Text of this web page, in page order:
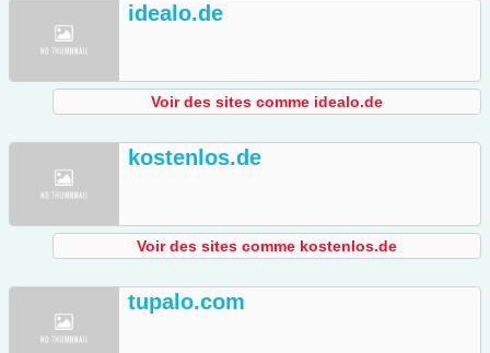
idealo.de
Voir des sites comme idealo.de
kostenlos.de
Voir des sites comme kostenlos.de
tupalo.com